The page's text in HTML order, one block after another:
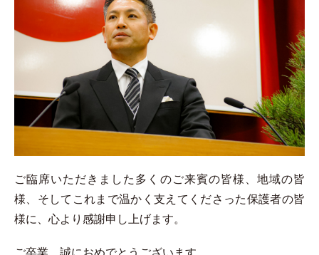
ご臨席いただきました多くのご来賓の皆様、地域の皆
様、そしてこれまで温かく支えてくださった保護者の皆
様に、心より感謝申し上げます。